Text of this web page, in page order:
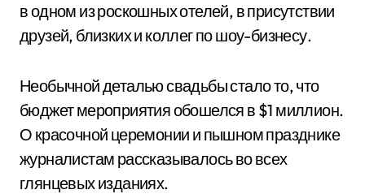
в одном из роскошных отелей, в присутствии
друзей, близких и коллег по шоу-бизнесу.
Необычной деталью свадьбы стало то, что
бюджет мероприятия обошелся в $1 миллион.
О красочной церемонии и пышном празднике
журналистам рассказывалось во всех
глянцевых изданиях.